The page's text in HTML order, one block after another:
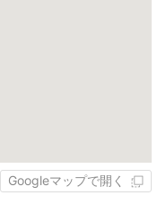
Googleマップで開く